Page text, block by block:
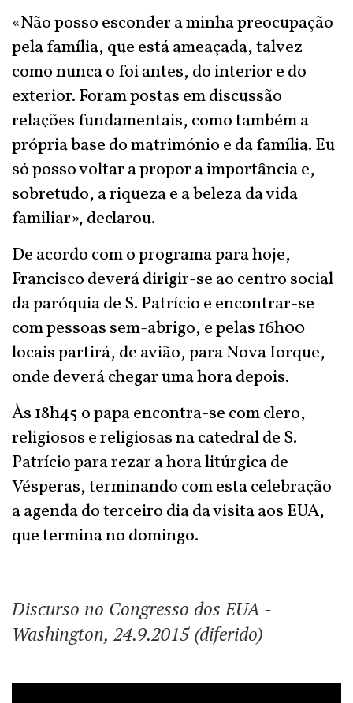
«Não posso esconder a minha preocupação
pela família, que está ameaçada, talvez
como nunca o foi antes, do interior e do
exterior. Foram postas em discussão
relações fundamentais, como também a
própria base do matrimónio e da família. Eu
só posso voltar a propor a importância e,
sobretudo, a riqueza e a beleza da vida
familiar», declarou.
De acordo com o programa para hoje,
Francisco deverá dirigir-se ao centro social
da paróquia de S. Patrício e encontrar-se
com pessoas sem-abrigo, e pelas 16h00
locais partirá, de avião, para Nova Iorque,
onde deverá chegar uma hora depois.
Às 18h45 o papa encontra-se com clero,
religiosos e religiosas na catedral de S.
Patrício para rezar a hora litúrgica de
Vésperas, terminando com esta celebração
a agenda do terceiro dia da visita aos EUA,
que termina no domingo.
Discurso no Congresso dos EUA -
Washington, 24.9.2015 (diferido)